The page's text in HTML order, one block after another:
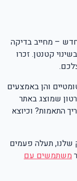
חדש – מחייב בדיקה
קטנטן. זכרו
והן באמצעים
שמוצג באתר
התאמות? וכיוצא
שלנו, תעלה פעמים
משתמשים עם